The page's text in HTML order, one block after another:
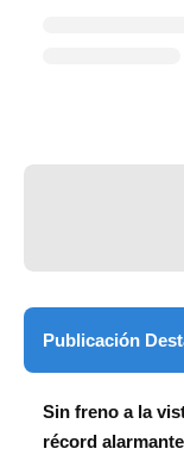
Publicación
Sin freno a la
récord